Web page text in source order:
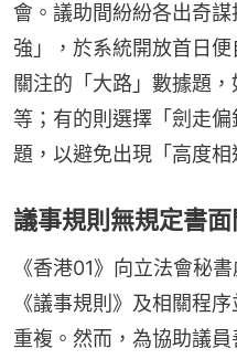
會。議助間紛紛各出奇
強」，於系統開放首日
關注的「大路」數據題
等；有的則選擇「劍走
題，以避免出現「高度相
議事規則無規定書
《香港01》向立法會秘
《議事規則》及相關程
重複。然而，為協助議